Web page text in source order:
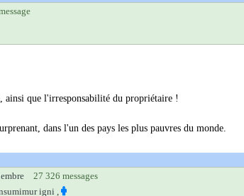
ainsi que l'irresponsabilité du propriétaire !
dans l'un des pays les plus pauvres du monde.
27 326 messages
igni ,